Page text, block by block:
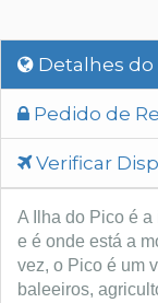
Detalhes do
Pedido de
Verificar
A Ilha do Pico é
e é onde está a
vez, o Pico é um
baleeiros,